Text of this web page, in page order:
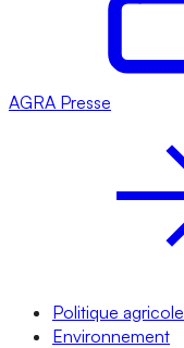
AGRA Presse
Politique agricole
Environnement